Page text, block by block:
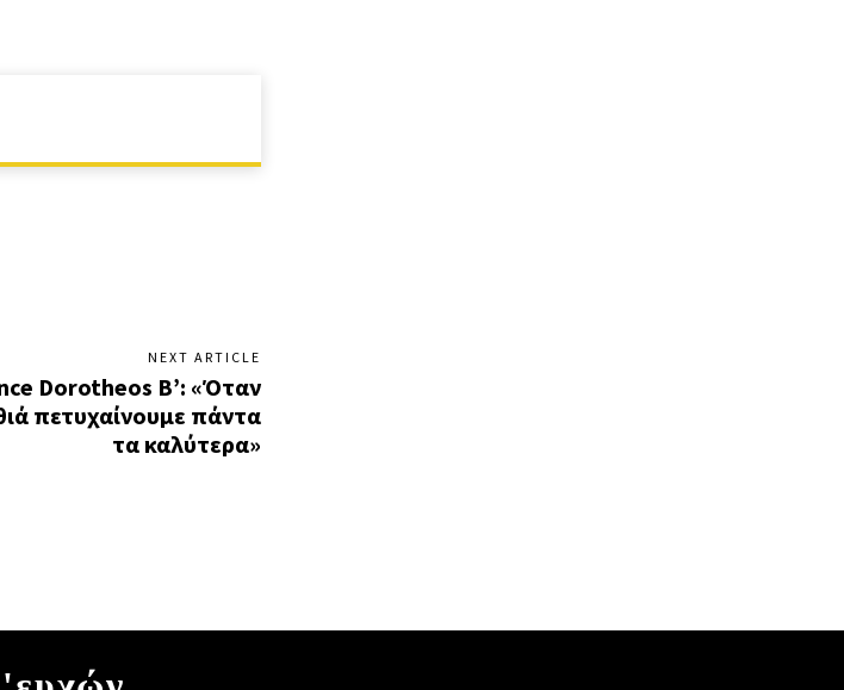
NEXT ARTICLE
Dorotheos B’: «Όταν
πετυχαίνουμε πάντα
τα καλύτερα»